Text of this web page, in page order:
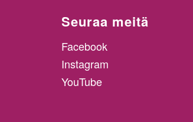
Seuraa meitä
Facebook
Instagram
YouTube